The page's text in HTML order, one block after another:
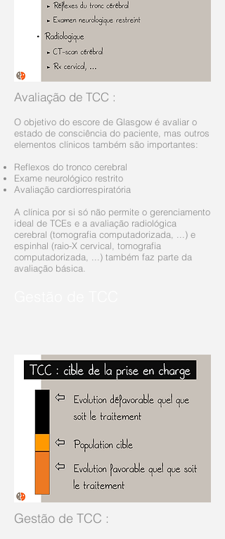
Avaliação de TCC :
O objetivo do escore de Glasgow é avaliar o
estado de consciência do paciente, mas outros
elementos clínicos também são importantes:
Reflexos do tronco cerebral
Exame neurológico restrito
Avaliação cardiorrespiratória
A clínica por si só não permite o gerenciamento
ideal de TCEs e a avaliação radiológica
cerebral (tomografia computadorizada, ...) e
espinhal (raio-X cervical, tomografia
computadorizada, ...) também faz parte da
avaliação básica.
Gestão de TCC :